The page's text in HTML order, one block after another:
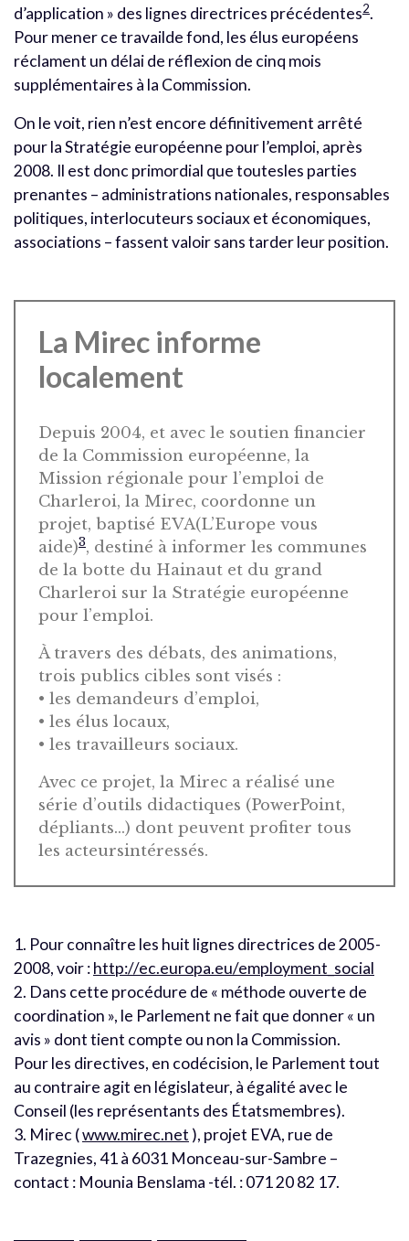
d’application » des lignes directrices précédentes2.
Pour mener ce travailde fond, les élus européens
réclament un délai de réflexion de cinq mois
supplémentaires à la Commission.
On le voit, rien n’est encore définitivement arrêté
pour la Stratégie européenne pour l’emploi, après
2008. Il est donc primordial que toutesles parties
prenantes – administrations nationales, responsables
politiques, interlocuteurs sociaux et économiques,
associations – fassent valoir sans tarder leur position.
La Mirec informe
localement
Depuis 2004, et avec le soutien financier
de la Commission européenne, la
Mission régionale pour l’emploi de
Charleroi, la Mirec, coordonne un
projet, baptisé EVA(L’Europe vous
aide)3, destiné à informer les communes
de la botte du Hainaut et du grand
Charleroi sur la Stratégie européenne
pour l’emploi.
À travers des débats, des animations,
trois publics cibles sont visés :
• les demandeurs d’emploi,
• les élus locaux,
• les travailleurs sociaux.
Avec ce projet, la Mirec a réalisé une
série d’outils didactiques (PowerPoint,
dépliants…) dont peuvent profiter tous
les acteursintéressés.
1. Pour connaître les huit lignes directrices de 2005-
2008, voir :http://ec.europa.eu/employment_social
2. Dans cette procédure de « méthode ouverte de
coordination », le Parlement ne fait que donner « un
avis » dont tient compte ou non la Commission.
Pour les directives, en codécision, le Parlement tout
au contraire agit en législateur, à égalité avec le
Conseil (les représentants des Étatsmembres).
3. Mirec (www.mirec.net ), projet EVA, rue de
Trazegnies, 41 à 6031 Monceau-sur-Sambre –
contact : Mounia Benslama -tél. : 071 20 82 17.